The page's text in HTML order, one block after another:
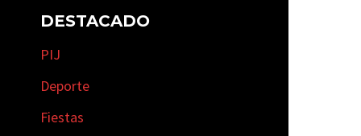
DESTACADO
PIJ
Deporte
Fiestas